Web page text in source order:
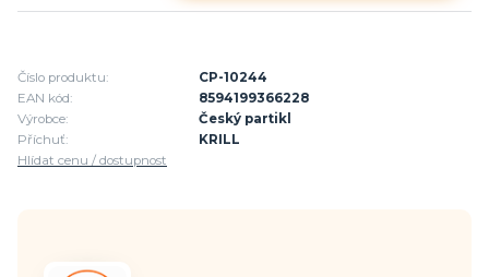
Číslo produktu:
CP-10244
EAN kód:
8594199366228
Výrobce:
Český partikl
Příchuť:
KRILL
Hlídat cenu / dostupnost